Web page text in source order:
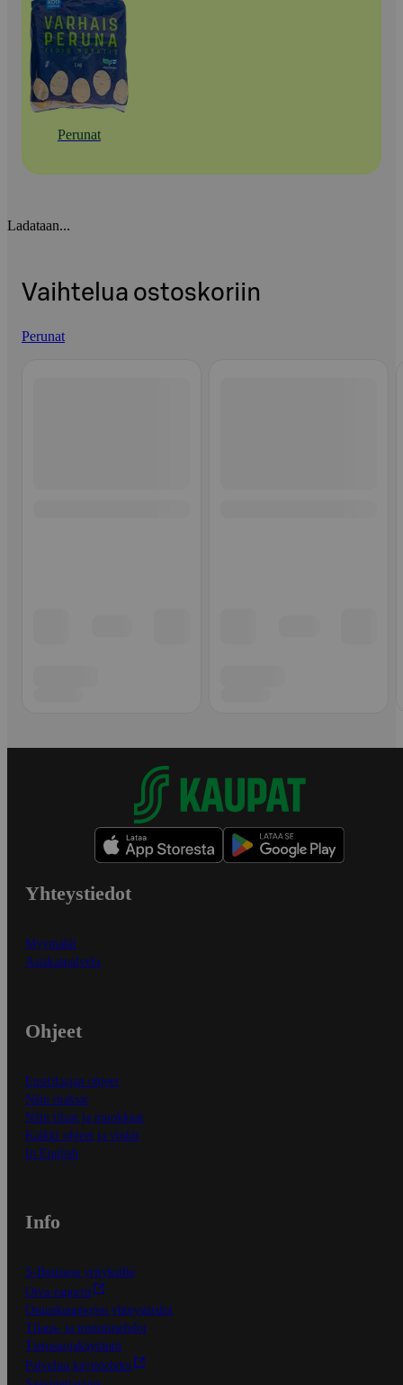
Perunat
Ladataan...
Vaihtelua ostoskoriin
Perunat
Yhteystiedot
Myymälät
Asiakaspalvelu
Ohjeet
Ensitilaajan ohjeet
Näin maksat
Näin tilaat ja muokkaat
Kaikki ohjeet ja vinkit
In English
Info
S-Business yrityksille
Oiva-raportit
Osuuskauppojen yhteystiedot
Tilaus- ja toimitusehdot
Tietosuojakäytäntö
Palvelun käyttöehdot